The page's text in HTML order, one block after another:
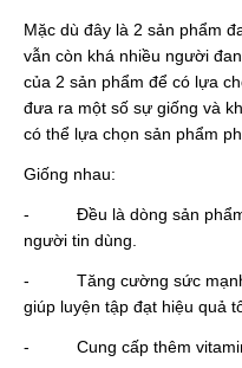
Mặc dù đây là 2 sản phẩm
vẫn còn khá nhiều người
của 2 sản phẩm để có lựa
đưa ra một số sự giống và
có thể lựa chọn sản phẩm
Giống nhau:
- Đều là dòng sản phẩm
người tin dùng.
- Tăng cường sức mạnh,
giúp luyện tập đạt hiệu quả
- Cung cấp thêm vitamin